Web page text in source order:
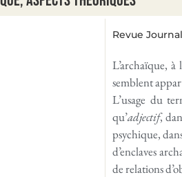
Revue
L’archaïque,
semblent
L’usage du
qu’adjectif,
psychique,
d’enclaves
de relations